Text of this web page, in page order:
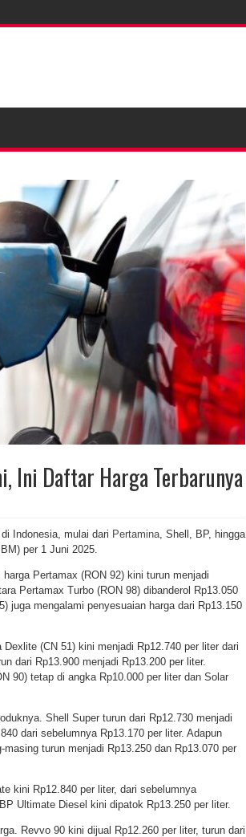
Ini Daftar Harga Terbarunya
Indonesia, mulai dari Pertamina, Shell, BP, hingga
per 1 Juni 2025.
harga Pertamax (RON 92) kini turun menjadi
Pertamax Turbo (RON 98) dibanderol Rp13.050
juga mengalami penyesuaian harga dari Rp13.150
(CN 51) kini menjadi Rp12.740 per liter dari
dari Rp13.900 menjadi Rp13.200 per liter.
90) tetap di angka Rp10.000 per liter dan Solar
Shell Super turun dari Rp12.730 menjadi
dari sebelumnya Rp13.170 per liter. Adapun
turun menjadi Rp13.250 dan Rp13.070 per
kini Rp12.840 per liter, dari sebelumnya
Ultimate Diesel kini dipatok Rp13.250 per liter.
Revvo 90 kini dijual Rp12.260 per liter, turun dari